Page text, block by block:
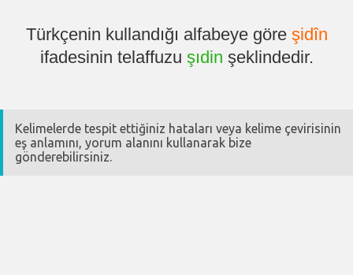
Türkçenin kullandığı alfabeye göre şidîn
ifadesinin telaffuzu şıdin şeklindedir.
Kelimelerde tespit ettiğiniz hataları veya kelime çevirisinin
eş anlamını, yorum alanını kullanarak bize
gönderebilirsiniz.